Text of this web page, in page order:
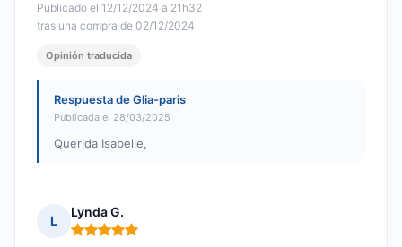
Publicado el 12/12/2024 à 21h32
tras una compra de 02/12/2024
Opinión traducida
Respuesta de Glia-paris
Publicada el 28/03/2025
Querida Isabelle,
L
Lynda G.
Nota: 5 de 5